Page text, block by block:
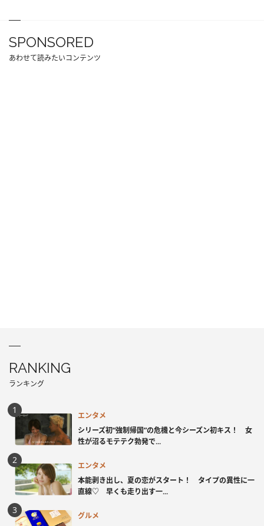
SPONSORED
あわせて読みたいコンテンツ
RANKING
ランキング
エンタメ
シリーズ初“強制帰国”の危機と今シーズン初キス！ 女
性が沼るモテテク勃発で...
エンタメ
本能剥き出し、夏の恋がスタート！ タイプの異性に一
直線♡ 早くも走り出す一...
グルメ